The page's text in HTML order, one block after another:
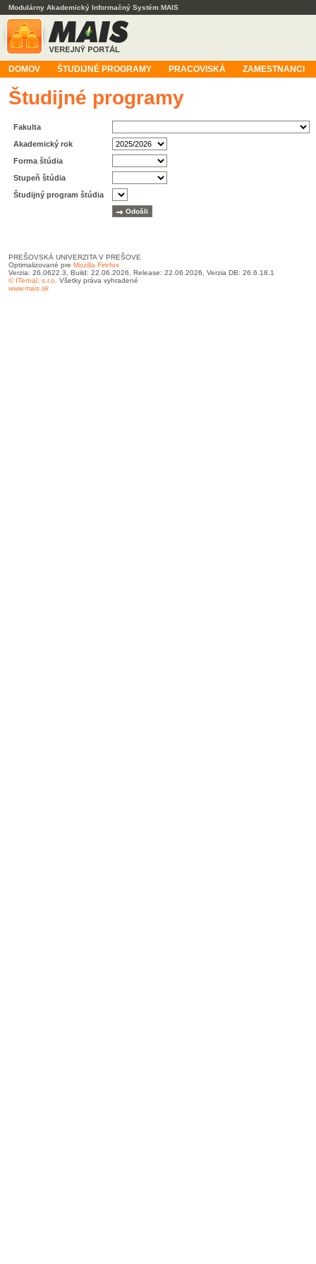
Modulárny Akademický Informačný Systém MAIS
DOMOV ŠTUDIJNÉ PROGRAMY PRACOVISKÁ ZAMESTNANCI
Študijné programy
Fakulta
Akademický rok
Forma štúdia
Stupeň štúdia
Študijný program štúdia
PREŠOVSKÁ UNIVERZITA V PREŠOVE
Optimalizované pre Mozilla Firefox
Verzia: 26.0622.3, Build: 22.06.2026, Release: 22.06.2026, Verzia DB: 26.6.18.1
© ITernal, s.r.o. Všetky práva vyhradené
www.mais.sk